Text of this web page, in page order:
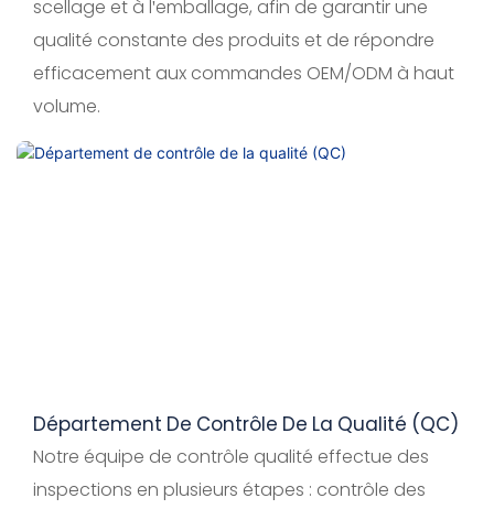
scellage et à l'emballage, afin de garantir une
qualité constante des produits et de répondre
efficacement aux commandes OEM/ODM à haut
volume.
Département De Contrôle De La Qualité (QC)
Notre équipe de contrôle qualité effectue des
inspections en plusieurs étapes : contrôle des